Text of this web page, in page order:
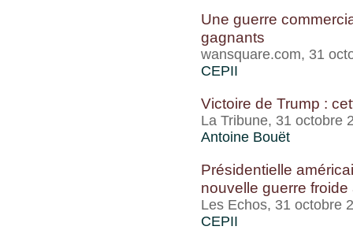
Une guerre
gagnants
wansquare.com, 31
CEPII
Victoire de Trump :
La Tribune, 31 octobre
Antoine Bouët
Présidentielle
nouvelle guerre
Les Echos, 31 octobre
CEPII